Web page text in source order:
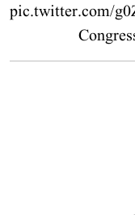
pic.twitter.com/